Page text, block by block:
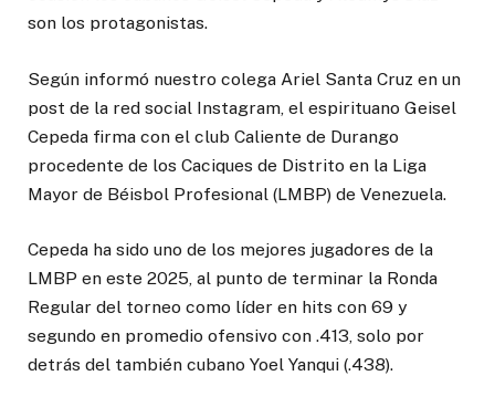
son los protagonistas.
Según informó nuestro colega Ariel Santa Cruz en un
post de la red social Instagram, el espirituano Geisel
Cepeda firma con el club Caliente de Durango
procedente de los Caciques de Distrito en la Liga
Mayor de Béisbol Profesional (LMBP) de Venezuela.
Cepeda ha sido uno de los mejores jugadores de la
LMBP en este 2025, al punto de terminar la Ronda
Regular del torneo como líder en hits con 69 y
segundo en promedio ofensivo con .413, solo por
detrás del también cubano Yoel Yanqui (.438).